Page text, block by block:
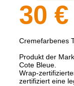
30 €
Cremefarbenes
Produkt der
Cote Bleue.
Wrap-
zertifiziert eine